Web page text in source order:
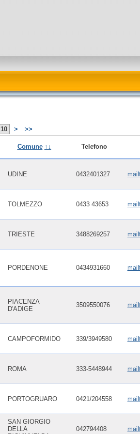
10 >
>>
Comune ↑↓ Telefono
UDINE 0432401327
TOLMEZZO 0433 43653
TRIESTE 3488269257
PORDENONE 0434931660
PIACENZA
D'ADIGE
3509550076
CAMPOFORMIDO 339/3949580
ROMA 333-5448944
PORTOGRUARO 0421/204558
SAN GIORGIO
DELLA
042794408